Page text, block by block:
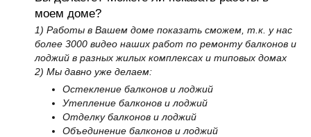
моем доме?
1) Работы в Вашем доме показать сможем, т.к. у нас
более 3000 видео наших работ по ремонту балконов и
лоджий в разных жилых комплексах и типовых домах
2) Мы давно уже делаем:
Остекление балконов и лоджий
Утепление балконов и лоджий
Отделку балконов и лоджий
Объединение балконов и лоджий